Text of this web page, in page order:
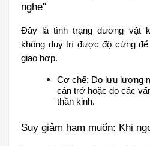
nghe"
Đây là tình trạng dương vật
không duy trì được độ cứng
giao hợp.
Cơ chế: Do lưu lượng
cản trở hoặc do các
thần kinh.
Suy giảm ham muốn: Khi